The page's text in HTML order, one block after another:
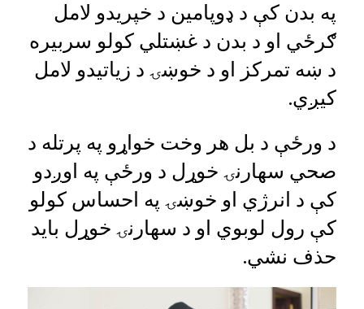
په بدن کې د ډوپامین د خپریدو لامل
ګرځي او د بدن د غښتلي کولو سربیره
د ښه تمرکز او د خوښۍ د زیاتیدو لامل
کیږي.
د ورځې د بل هر وخت خواړو په پرتله د
صحي سهارنۍ خوړل د ورځې په اوږدو
کې د انرژي او خوښۍ په احساس کولو
کې رول لوبوي او د سهارنۍ خوړل باید
حذف نشي.